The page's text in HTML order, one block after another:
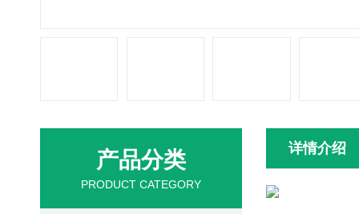
详情介绍
产品分类
PRODUCT CATEGORY